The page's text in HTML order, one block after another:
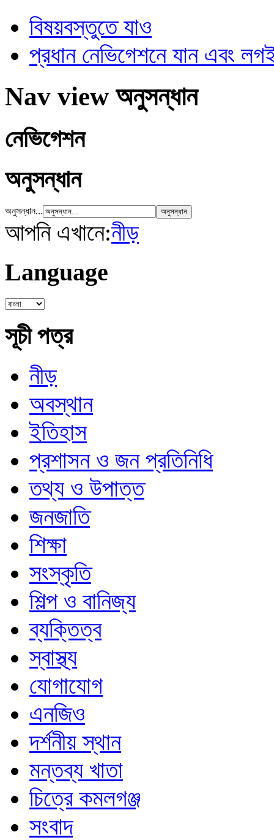
বিষয়বস্তুতে যাও
প্রধান নেভিগেশনে যান এবং
Nav view অনুসন্ধান
নেভিগেশন
অনুসন্ধান
অনুসন্ধান...
আপনি এখানে:নীড়
Language
সূচী পত্র
নীড়
অবস্থান
ইতিহাস
প্রশাসন ও জন প্রতিনিধি
তথ্য ও উপাত্ত
জনজাতি
শিক্ষা
সংস্কৃতি
শিল্প ও বানিজ্য
ব্যক্তিত্ব
স্বাস্থ্য
যোগাযোগ
এনজিও
দর্শনীয় স্থান
মন্তব্য খাতা
চিত্রে কমলগঞ্জ
সংবাদ